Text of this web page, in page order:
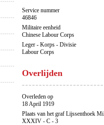
Service nummer
46846
Militaire eenheid
Chinese Labour Corps
Leger - Korps - Divisie
Labour Corps
Overlijden
Overleden op
18 April 1919
Plaats van het graf Lijssenthoek
XXXIV - C - 3